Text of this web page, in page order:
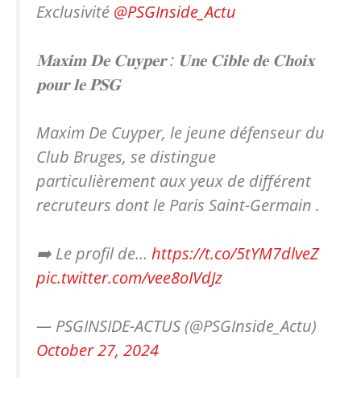
Exclusivité @PSGInside_Actu
𝐌𝐚𝐱𝐢𝐦 𝐃𝐞 𝐂𝐮𝐲𝐩𝐞𝐫 : 𝐔𝐧𝐞 𝐂𝐢𝐛𝐥𝐞 𝐝𝐞 𝐂𝐡𝐨𝐢𝐱
𝐩𝐨𝐮𝐫 𝐥𝐞 𝐏𝐒𝐆
Maxim De Cuyper, le jeune défenseur du
Club Bruges, se distingue
particulièrement aux yeux de différent
recruteurs dont le Paris Saint-Germain .
➡️ Le profil de… https://t.co/5tYM7dlveZ
pic.twitter.com/vee8oIVdJz
— PSGINSIDE-ACTUS (@PSGInside_Actu)
October 27, 2024